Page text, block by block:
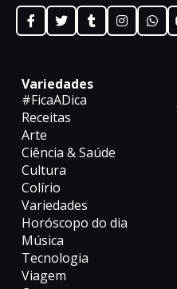
Variedades
#FicaADica
Receitas
Arte
Ciência & Saúde
Cultura
Colírio
Variedades
Horóscopo do dia
Música
Tecnologia
Viagem